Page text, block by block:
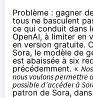
Problème : gagner
tous ne basculent
ce qui conduit dans
OpenAI, à limiter en
en version gratuite.
Sora, le modèle de
est abaissée à six
précédemment. «
nous voulons permettre
possible d’accéder à
patron de Sora,